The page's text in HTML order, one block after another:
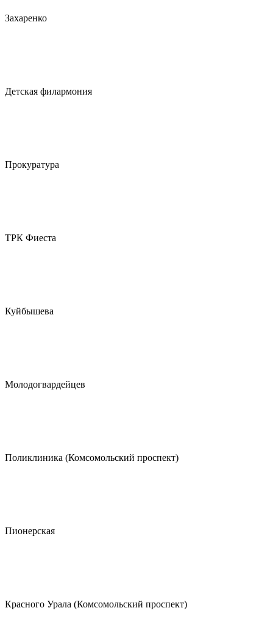
Захаренко
Детская филармония
Прокуратура
ТРК Фиеста
Куйбышева
Молодогвардейцев
Поликлиника (Комсомольский проспект)
Пионерская
Красного Урала (Комсомольский проспект)